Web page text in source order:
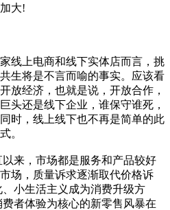
大!
线上电商和线下实体店而言，挑
生将是不言而喻的事实。应该看
放经济，也就是说，开放合作，
头还是线下企业，谁保守谁死，
时，线上线下也不再是简单的此
。
来，市场都是服务和产品较好
场，质量诉求逐渐取代价格诉
小生活主义成为消费升级方
者体验为核心的新零售风暴在